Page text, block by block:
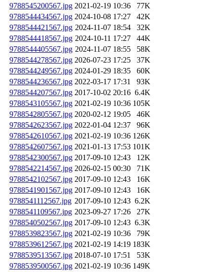
9788545200567.jpg 2021-02-19 10:36
77K
9788544434567.jpg 2024-10-08 17:27
42K
9788544421567.jpg 2024-11-07 18:54
32K
9788544418567.jpg 2024-10-11 17:27
44K
9788544405567.jpg 2024-11-07 18:55
58K
9788544278567.jpg 2026-07-23 17:25
37K
9788544249567.jpg 2024-01-29 18:35
60K
9788544236567.jpg 2022-03-17 17:31
93K
9788544207567.jpg 2017-10-02 20:16 6.4K
9788543105567.jpg 2021-02-19 10:36 105K
9788542805567.jpg 2020-02-12 19:05
46K
9788542623567.jpg 2022-01-04 12:37
96K
9788542610567.jpg 2021-02-19 10:36 126K
9788542607567.jpg 2021-01-13 17:53 101K
9788542300567.jpg 2017-09-10 12:43
12K
9788542214567.jpg 2026-02-15 00:30
71K
9788542102567.jpg 2017-09-10 12:43
16K
9788541901567.jpg 2017-09-10 12:43
16K
9788541112567.jpg 2017-09-10 12:43 6.2K
9788541109567.jpg 2023-09-27 17:26
27K
9788540502567.jpg 2017-09-10 12:43 6.3K
9788539823567.jpg 2021-02-19 10:36
79K
9788539612567.jpg 2021-02-19 14:19 183K
9788539513567.jpg 2018-07-10 17:51
53K
9788539500567.jpg 2021-02-19 10:36 149K